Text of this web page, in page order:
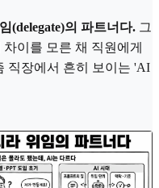
(delegate)의 파트너다. 그
이를 모른 채 직원에게
직장에서 흔히 보이는 'AI